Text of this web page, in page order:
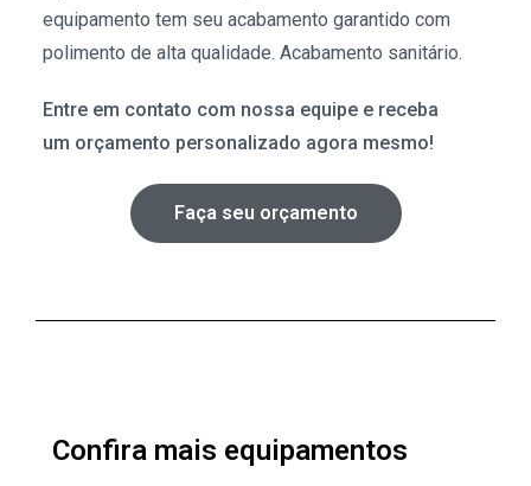
equipamento tem seu acabamento garantido com
polimento de alta qualidade. Acabamento sanitário.
Entre em contato com nossa equipe e receba
um orçamento personalizado agora mesmo!
Faça seu orçamento
Confira mais equipamentos